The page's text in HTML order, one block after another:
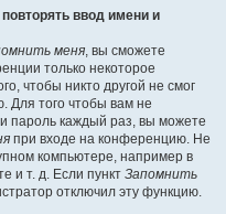
ввод имени и
меня, вы сможете
только некоторое
чтобы никто другой не смог
Для того чтобы вам не
пароль каждый раз, вы можете
при входе на конференцию. Не
компьютере, например в
и т. д. Если пункт Запомнить
отключил эту функцию.